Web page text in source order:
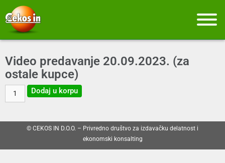
Video predavanje 20.09.2023. (za
ostale kupce)
Dodaj u korpu
© CEKOS IN D.O.O. – Privredno društvo za izdavačku delatnost i
ekonomski konsalting